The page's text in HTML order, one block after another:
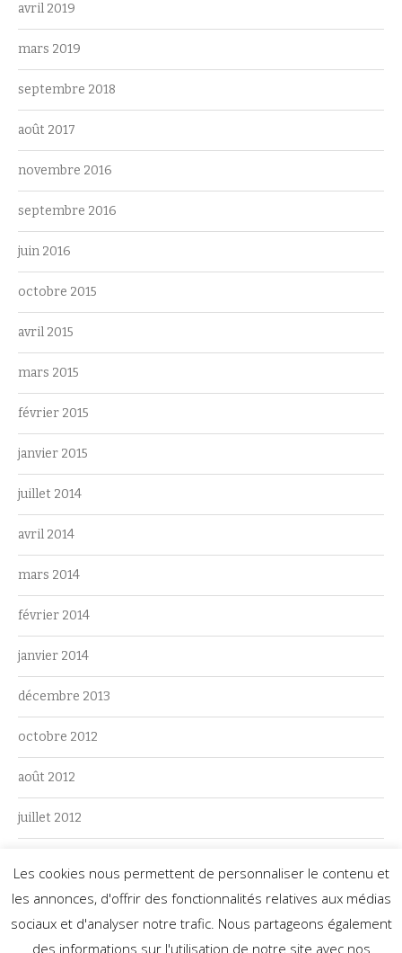
avril 2019
mars 2019
septembre 2018
août 2017
novembre 2016
septembre 2016
juin 2016
octobre 2015
avril 2015
mars 2015
février 2015
janvier 2015
juillet 2014
avril 2014
mars 2014
février 2014
janvier 2014
décembre 2013
octobre 2012
août 2012
juillet 2012
mai 2012
Les cookies nous permettent de personnaliser le contenu et
les annonces, d'offrir des fonctionnalités relatives aux médias
sociaux et d'analyser notre trafic. Nous partageons également
des informations sur l'utilisation de notre site avec nos